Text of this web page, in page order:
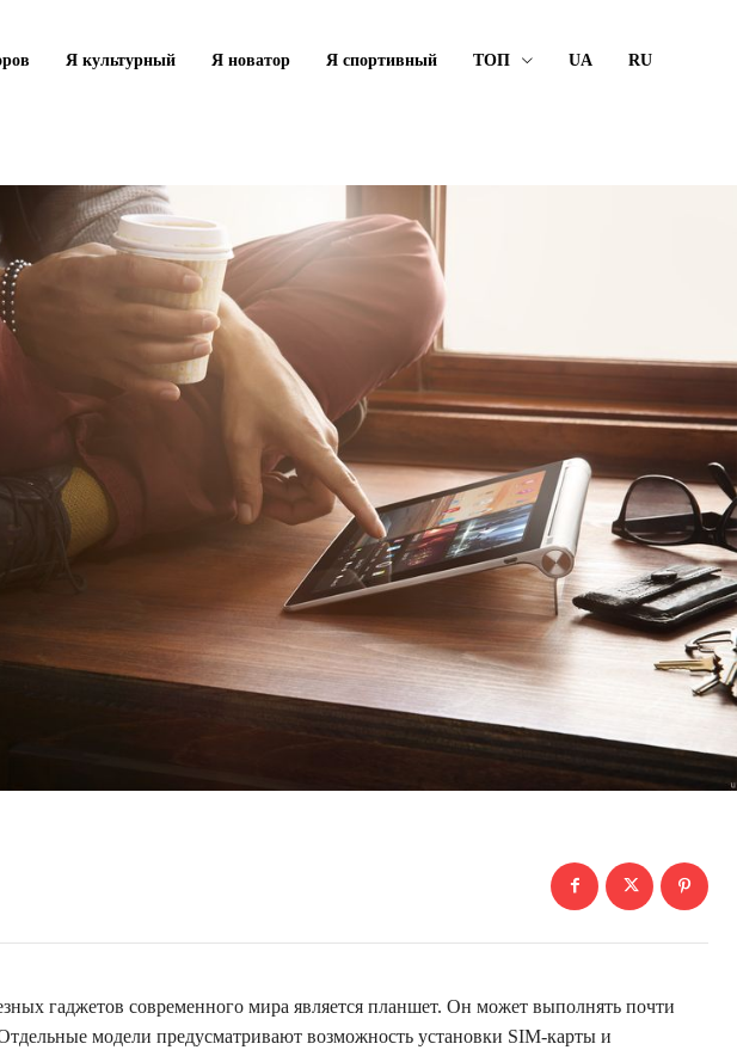
Я культурный Я новатор Я спортивный ТОП UA RU
гаджетов современного мира является планшет. Он может выполнять почти
модели предусматривают возможность установки SIM-карты и